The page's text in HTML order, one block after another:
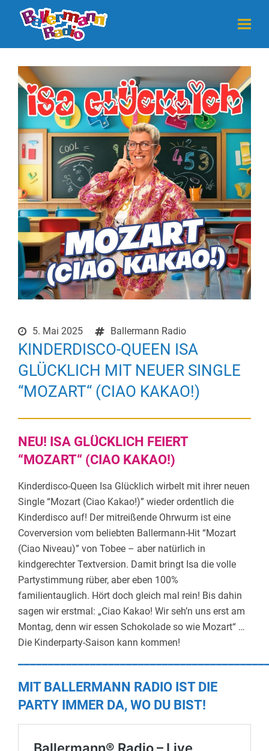
5. Mai 2025 Ballermann Radio
KINDERDISCO-QUEEN ISA
GLÜCKLICH MIT NEUER SINGLE
“MOZART“ (CIAO KAKAO!)
NEU! ISA GLÜCKLICH FEIERT
“MOZART“ (CIAO KAKAO!)
Kinderdisco-Queen Isa Glücklich wirbelt mit ihrer neuen
Single “Mozart (Ciao Kakao!)” wieder ordentlich die
Kinderdisco auf! Der mitreißende Ohrwurm ist eine
Coverversion vom beliebten Ballermann-Hit “Mozart
(Ciao Niveau)” von Tobee – aber natürlich in
kindgerechter Textversion. Damit bringt Isa die volle
Partystimmung rüber, aber eben 100%
familientauglich. Hört doch gleich mal rein! Bis dahin
sagen wir erstmal: „Ciao Kakao! Wir seh’n uns erst am
Montag, denn wir essen Schokolade so wie Mozart“ …
Die Kinderparty-Saison kann kommen!
MIT BALLERMANN RADIO IST DIE
PARTY IMMER DA, WO DU BIST!